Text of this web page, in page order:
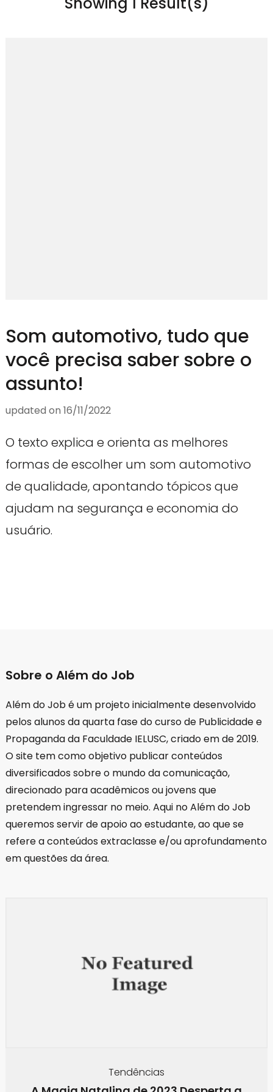
Som automotivo, tudo que
você precisa saber sobre o
assunto!
updated on 16/11/2022
O texto explica e orienta as melhores
formas de escolher um som automotivo
de qualidade, apontando tópicos que
ajudam na segurança e economia do
usuário.
Sobre o Além do Job
Além do Job é um projeto inicialmente desenvolvido
pelos alunos da quarta fase do curso de Publicidade e
Propaganda da Faculdade IELUSC, criado em de 2019.
O site tem como objetivo publicar conteúdos
diversificados sobre o mundo da comunicação,
direcionado para acadêmicos ou jovens que
pretendem ingressar no meio. Aqui no Além do Job
queremos servir de apoio ao estudante, ao que se
refere a conteúdos extraclasse e/ou aprofundamento
em questões da área.
Tendências